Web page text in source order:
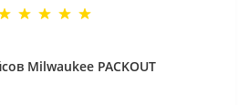
Milwaukee PACKOUT